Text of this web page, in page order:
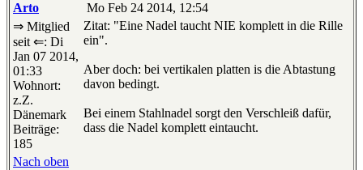
Arto
Mo Feb 24 2014, 12:54
⇒ Mitglied
seit ⇐: Di
Jan 07 2014,
01:33
Wohnort:
z.Z.
Dänemark
Beiträge:
185
Zitat: "Eine Nadel taucht NIE komplett in die Rille
ein".
Aber doch: bei vertikalen platten is die Abtastung
davon bedingt.
Bei einem Stahlnadel sorgt den Verschleiß dafür,
dass die Nadel komplett eintaucht.
Nach oben